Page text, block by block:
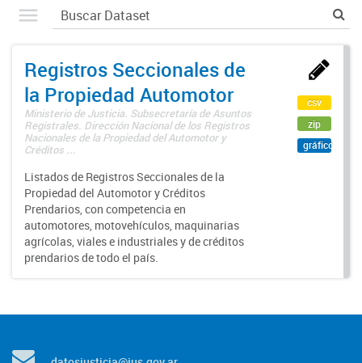
Registros Seccionales de
la Propiedad Automotor
Ministerio de Justicia. Subsecretaría de Asuntos
Registrales. Dirección Nacional de los Registros
Nacionales de la Propiedad del Automotor y
Créditos ...
Listados de Registros Seccionales de la
Propiedad del Automotor y Créditos
Prendarios, con competencia en
automotores, motovehículos, maquinarias
agrícolas, viales e industriales y de créditos
prendarios de todo el país.
csv
zip
gráfico